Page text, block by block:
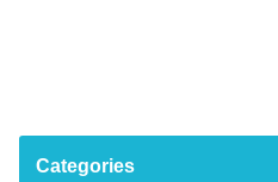
Categories